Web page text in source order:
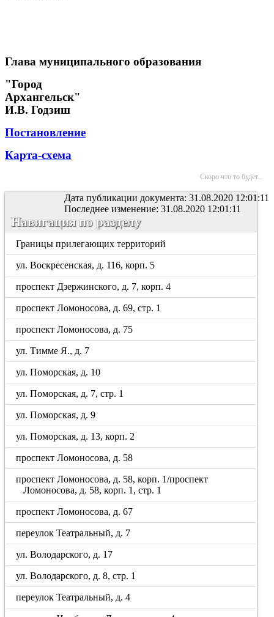
Глава муниципального образования
"Город
Архангельск"
И.В. Годзиш
Постановление
Карта-схема
Скоро что то будет...
Дата публикации документа: 31.08.2020 12:01:11
Последнее изменение: 31.08.2020 12:01:11
Навигация по разделу
Границы прилегающих территорий
ул. Воскресенская, д. 116, корп. 5
проспект Дзержинского, д. 7, корп. 4
проспект Ломоносова, д. 69, стр. 1
проспект Ломоносова, д. 75
ул. Тимме Я., д. 7
ул. Поморская, д. 10
ул. Поморская, д. 7, стр. 1
ул. Поморская, д. 9
ул. Поморская, д. 13, корп. 2
проспект Ломоносова, д. 58
проспект Ломоносова, д. 58, корп. 1/проспект
Ломоносова, д. 58, корп. 1, стр. 1
проспект Ломоносова, д. 67
переулок Театральный, д. 7
ул. Володарского, д. 17
ул. Володарского, д. 8, стр. 1
переулок Театральный, д. 4